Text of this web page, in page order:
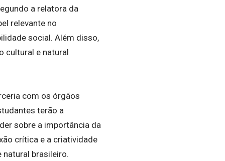
a relatora da
relevante no
social. Além disso,
cultural e natural
com os órgãos
terão a
sobre a importância da
crítica e a criatividade
brasileiro.